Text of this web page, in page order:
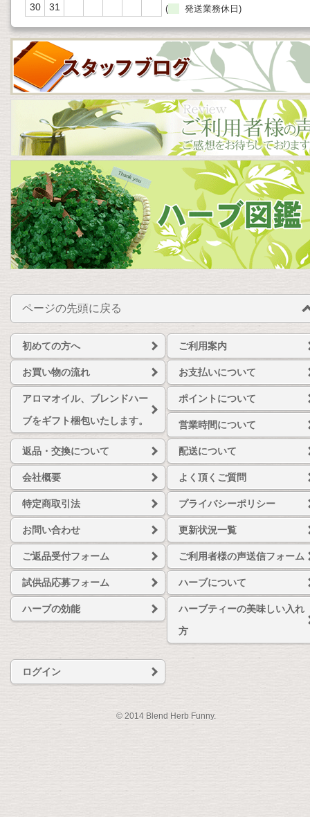
30
31 ( 発送業務休日)
ページの先頭に戻る
初めての方へ ご利用案内
お買い物の流れ お支払いについて
アロマオイル、ブレンドハー
ブをギフト梱包いたします。
ポイントについて
営業時間について
返品・交換について 配送について
会社概要 よく頂くご質問
特定商取引法 プライバシーポリシー
お問い合わせ 更新状況一覧
ご返品受付フォーム ご利用者様の声送信フォーム
試供品応募フォーム ハーブについて
ハーブの効能
ハーブティーの美味しい入れ
方
ログイン
© 2014 Blend Herb Funny.